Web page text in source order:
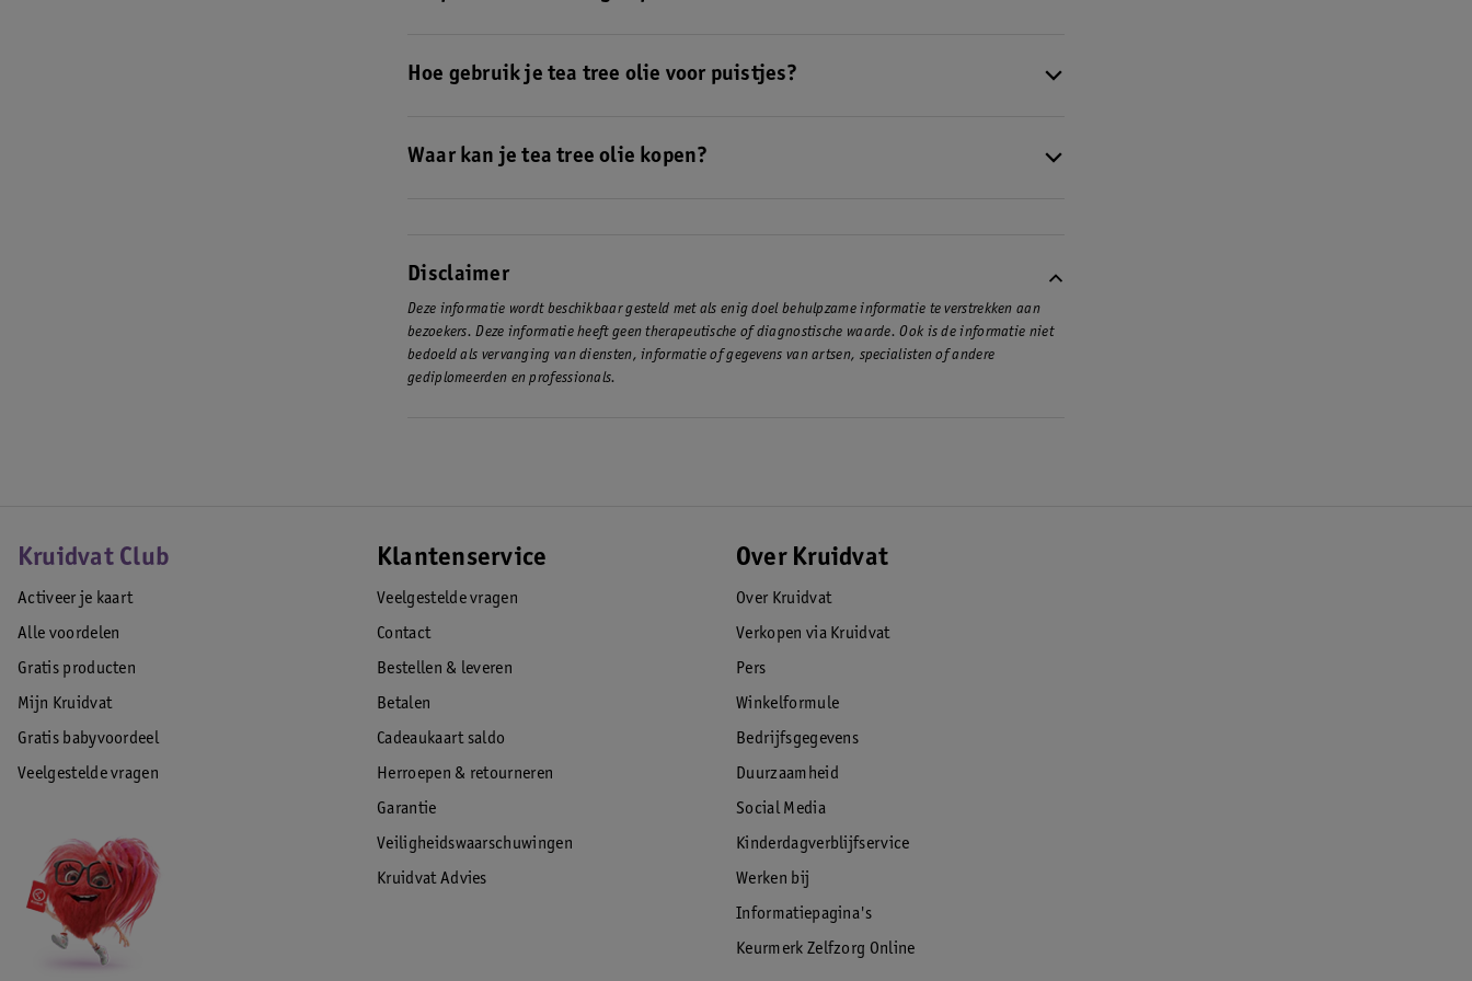
Hoe gebruik je tea tree olie voor puistjes?
Waar kan je tea tree olie kopen?
Disclaimer
Deze informatie wordt beschikbaar gesteld met als enig doel behulpzame informatie te verstrekken aan
bezoekers. Deze informatie heeft geen therapeutische of diagnostische waarde. Ook is de informatie niet
bedoeld als vervanging van diensten, informatie of gegevens van artsen, specialisten of andere
gediplomeerden en professionals.
Kruidvat Club
Activeer je kaart
Alle voordelen
Gratis producten
Mijn Kruidvat
Gratis babyvoordeel
Veelgestelde vragen
Klantenservice
Veelgestelde vragen
Contact
Bestellen & leveren
Betalen
Cadeaukaart saldo
Herroepen & retourneren
Garantie
Veiligheidswaarschuwingen
Kruidvat Advies
Over Kruidvat
Over Kruidvat
Verkopen via Kruidvat
Pers
Winkelformule
Bedrijfsgegevens
Duurzaamheid
Social Media
Kinderdagverblijfservice
Werken bij
Informatiepagina's
Keurmerk Zelfzorg Online